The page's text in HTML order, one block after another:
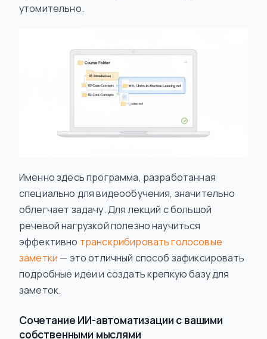
утомительно.
Именно здесь программа, разработанная
специально для видеообучения, значительно
облегчает задачу. Для лекций с большой
речевой нагрузкой полезно научиться
эффективно транскрибировать голосовые
заметки — это отличный способ зафиксировать
подробные идеи и создать крепкую базу для
заметок.
Сочетание ИИ-автоматизации с вашими
собственными мыслями